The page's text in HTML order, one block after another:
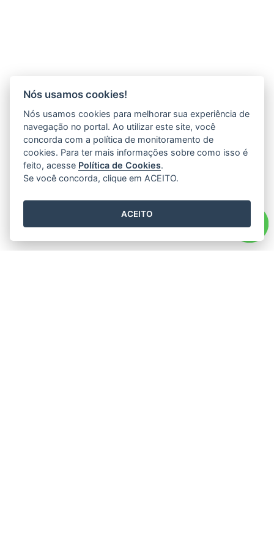
Nós usamos cookies!
Nós usamos cookies para melhorar sua experiência de
navegação no portal. Ao utilizar este site, você
concorda com a política de monitoramento de
cookies. Para ter mais informações sobre como isso é
feito, acesse Política de Cookies.
Se você concorda, clique em ACEITO.
ACEITO